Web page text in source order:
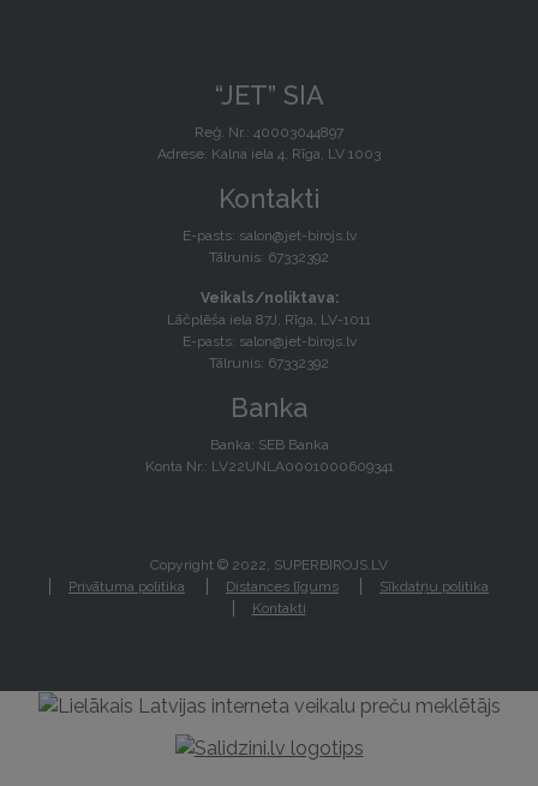
“JET” SIA
Reģ. Nr.: 40003044897
Adrese: Kalna iela 4, Rīga, LV 1003
Kontakti
E-pasts: salon@jet-birojs.lv
Tālrunis: 67332392
Veikals/noliktava:
Lāčplēša iela 87J, Rīga, LV-1011
E-pasts: salon@jet-birojs.lv
Tālrunis: 67332392
Banka
Banka: SEB Banka
Konta Nr.: LV22UNLA0001000609341
Copyright © 2022, SUPERBIROJS.LV
Privātuma politika
Distances līgums
Sīkdatņu politika
Kontakti